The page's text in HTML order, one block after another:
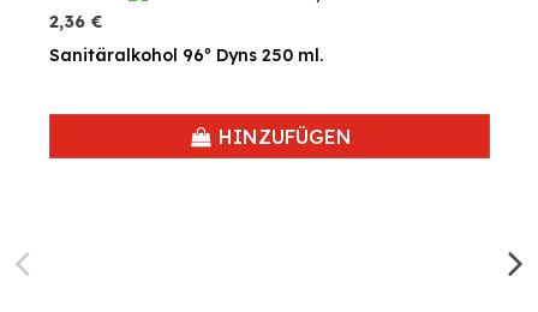
2,36 €
Sanitäralkohol 96º Dyns 250 ml.
HINZUFÜGEN